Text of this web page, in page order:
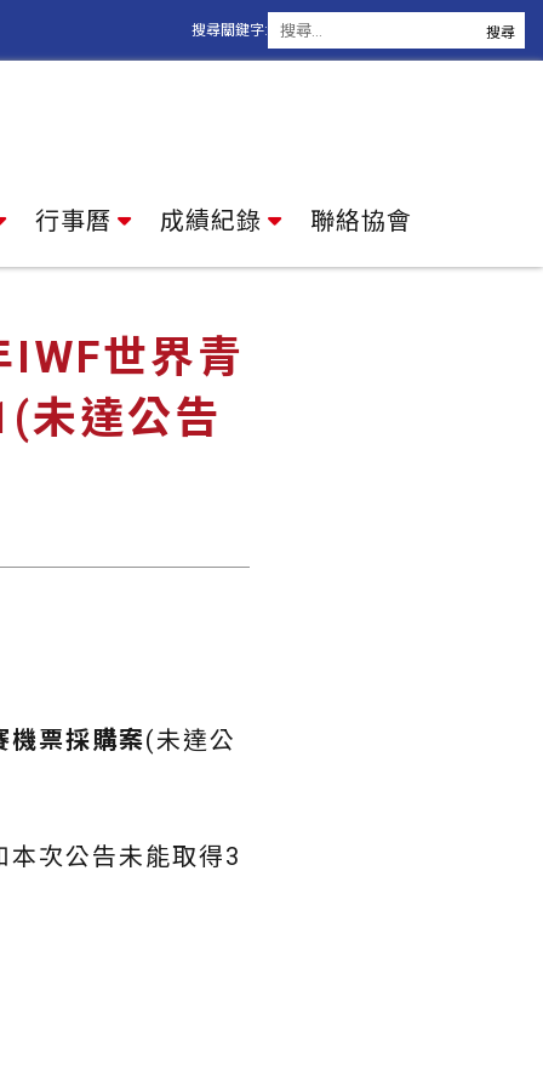
搜尋關鍵字:
行事曆 成績紀錄 聯絡協會
世界青
未達公告
機票採購案(未達公
本次公告未能取得3